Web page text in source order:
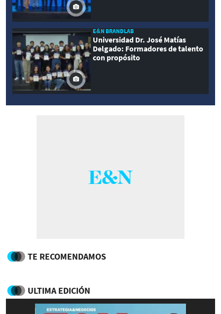
E&N BRANDLAB
Universidad Dr. José Matías
Delgado: Formadores de talento
con propósito
TE RECOMENDAMOS
ULTIMA EDICIÓN